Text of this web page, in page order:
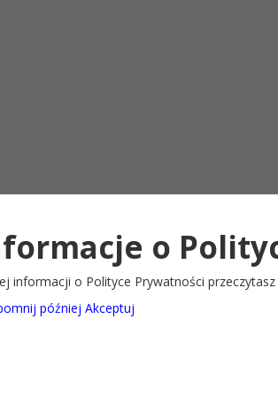
internetowy Gminy Ryglice Deklaracja
o
informacji o Polityce Prywatności przeczytasz
później Akceptuj